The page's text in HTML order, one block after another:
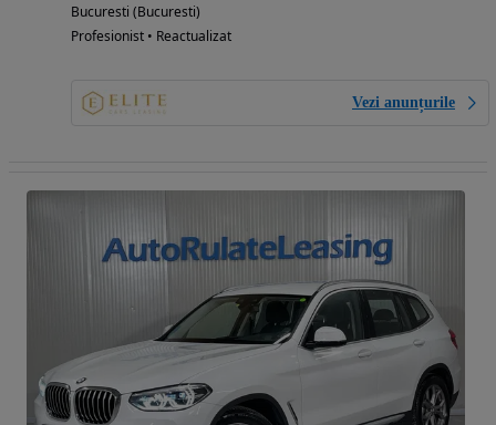
Bucuresti (Bucuresti)
Profesionist • Reactualizat
Vezi anunțurile